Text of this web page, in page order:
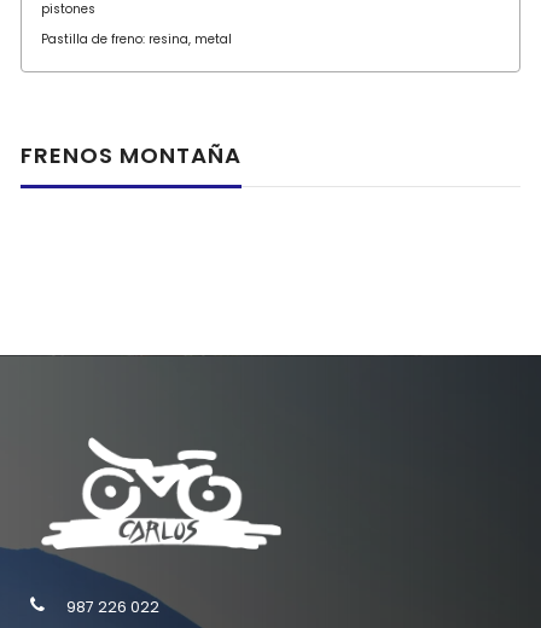
FRENOS MONTAÑA
pistones
Pastilla de freno: resina, metal
987 226 022